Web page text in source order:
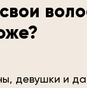
девушки и